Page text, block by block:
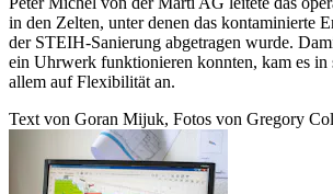
in den Zelten, unter denen das kontaminierte
der STEIH-Sanierung abgetragen wurde.
ein Uhrwerk funktionieren konnten, kam es in
allem auf Flexibilität an.
Text von Goran Mijuk, Fotos von Gregory